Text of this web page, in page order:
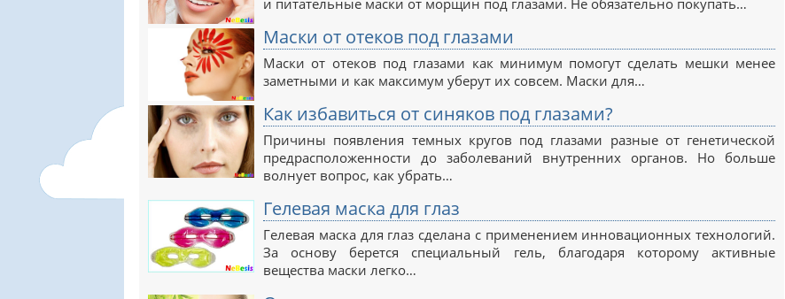
и питательные маски от морщин под глазами. Не обязательно покупать…
Маски от отеков под глазами
Маски от отеков под глазами как минимум помогут сделать мешки менее
заметными и как максимум уберут их совсем. Маски для…
Как избавиться от синяков под глазами?
Причины появления темных кругов под глазами разные от генетической
предрасположенности до заболеваний внутренних органов. Но больше
волнует вопрос, как убрать…
Гелевая маска для глаз
Гелевая маска для глаз сделана с применением инновационных технологий.
За основу берется специальный гель, благодаря которому активные
вещества маски легко…